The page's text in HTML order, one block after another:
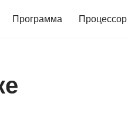
Программа Процессор